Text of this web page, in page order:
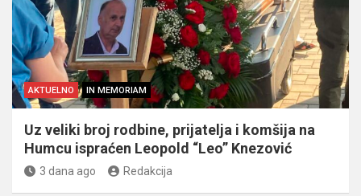
AKTUELNO IN MEMORIAM
Uz veliki broj rodbine, prijatelja i komšija na
Humcu ispraćen Leopold “Leo” Knezović
3 dana ago Redakcija